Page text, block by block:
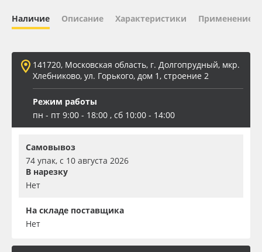
Вспененный ПВХ
Баннер
Заготовки для сувениров
Наличие Описание Характеристики Применение
141720, Московская область, г. Долгопрудный, мкр.
Хлебниково, ул. Горького, дом 1, строение 2
Режим работы
пн - пт 9:00 - 18:00 , сб 10:00 - 14:00
Самовывоз
74 упак, с 10 августа 2026
В нарезку
Нет
На складе поставщика
Нет